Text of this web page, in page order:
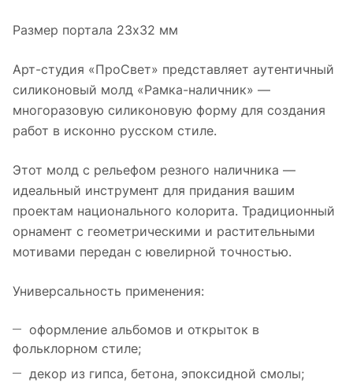
Размер портала 23х32 мм
Арт-студия «ПроСвет» представляет аутентичный
силиконовый молд «Рамка-наличник» —
многоразовую силиконовую форму для создания
работ в исконно русском стиле.
Этот молд с рельефом резного наличника —
идеальный инструмент для придания вашим
проектам национального колорита. Традиционный
орнамент с геометрическими и растительными
мотивами передан с ювелирной точностью.
Универсальность применения:
оформление альбомов и открыток в
фольклорном стиле;
декор из гипса, бетона, эпоксидной смолы;